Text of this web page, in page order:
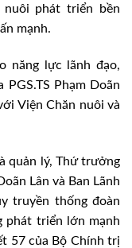
nuôi phát triển bền
mạnh.
năng lực lãnh đạo,
Phạm Doãn
Viện Chăn nuôi và
quản lý, Thứ trưởng
Lân và Ban Lãnh
truyền thống đoàn
phát triển lớn mạnh
57 của Bộ Chính trị